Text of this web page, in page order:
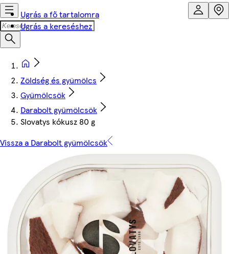
Ugrás a fő tartalomra
Ugrás a kereséshez
Zöldség és gyümölcs
Gyümölcsök
Darabolt gyümölcsök
Slovatys kókusz 80 g
Vissza a Darabolt gyümölcsök